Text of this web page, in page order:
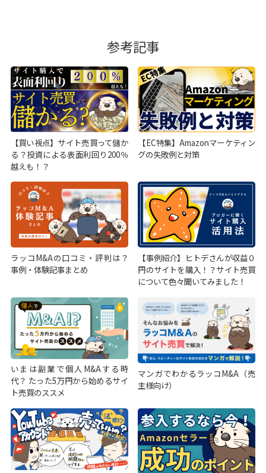
参考記事
【買い視点】サイト売買って儲か
る？投資による表面利回り200％
越えも！？
【EC特集】Amazonマーケティン
グの失敗例と対策
ラッコM&Aの口コミ・評判は？
事例・体験記事まとめ
【事例紹介】ヒトデさんが収益０
円のサイトを購入！？サイト売買
について色々聞いてみました！
いまは副業で個人M&Aする時
代？ たった5万円から始めるサイ
ト売買のススメ
マンガでわかるラッコM&A（売
主様向け）